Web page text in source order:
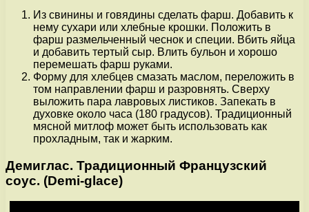
Из свинины и говядины сделать фарш. Добавить к
нему сухари или хлебные крошки. Положить в
фарш размельченный чеснок и специи. Вбить яйца
и добавить тертый сыр. Влить бульон и хорошо
перемешать фарш руками.
Форму для хлебцев смазать маслом, переложить в
том направлении фарш и разровнять. Сверху
выложить пара лавровых листиков. Запекать в
духовке около часа (180 градусов). Традиционный
мясной митлоф может быть использовать как
прохладным, так и жарким.
Демиглас. Традиционный Французский
соус. (Demi-glace)